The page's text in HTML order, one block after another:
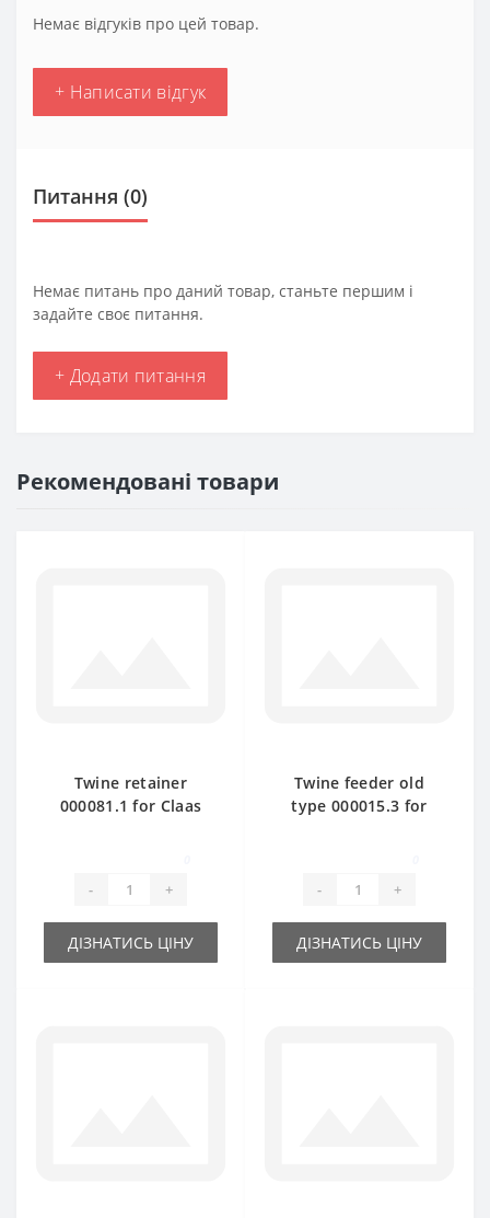
Немає відгуків про цей товар.
+ Написати відгук
Питання (0)
Немає питань про даний товар, станьте першим і
задайте своє питання.
+ Додати питання
Рекомендовані товари
Twine retainer
000081.1 for Claas
- +
ДІЗНАТИСЬ ЦІНУ
Twine feeder old
type 000015.3 for
- +
ДІЗНАТИСЬ ЦІНУ